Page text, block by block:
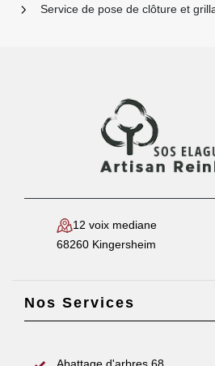
Service de pose de clôture et
12 voix mediane
68260 Kingersheim
Nos Services